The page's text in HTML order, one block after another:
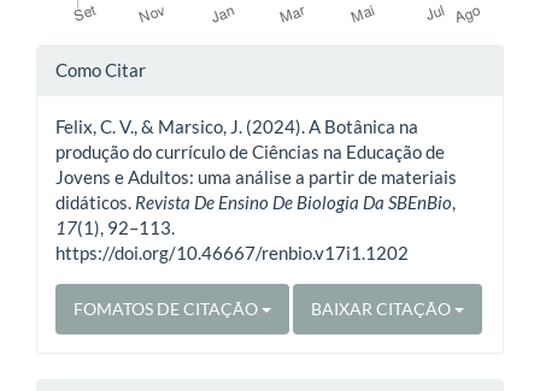
Detalhes
artigo
Como Citar
Felix, C. V., & Marsico, J. (2024). A Botânica na
produção do currículo de Ciências na Educação de
Jovens e Adultos: uma análise a partir de materiais
didáticos. Revista De Ensino De Biologia Da SBEnBio,
17(1), 92–113.
https://doi.org/10.46667/renbio.v17i1.1202
FOMATOS DE CITAÇÃO BAIXAR CITAÇÃO